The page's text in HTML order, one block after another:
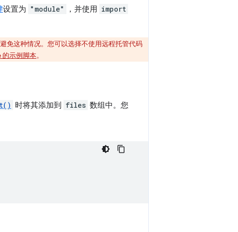
设置为 "module" ，并使用 import
免这种情况。您可以选择不使用远程托管代码
的示例脚本。
时将其添加到 files 数组中。您